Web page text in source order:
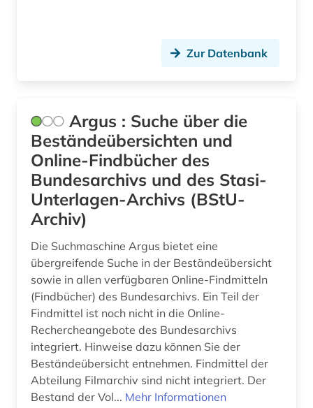
geschichte (14)
geschichte &lt;1674-1913&gt; (1)
geschichte 1298-1810 (1)
geschichte 1500-1900 (1)
geschichte 1815-1914 (1)
geschichte 1817-1980 (1)
geschichte 1849 - 1923 (1)
geschichte 1918 - 1989 (1)
geschichte 1933 bis 1945 (1)
Zur Datenbank
Argus : Suche über die
Beständeübersichten und
Online-Findbücher des
Bundesarchivs und des Stasi-
Unterlagen-Archivs (BStU-
Archiv)
Die Suchmaschine Argus bietet eine
übergreifende Suche in der Beständeübersicht
sowie in allen verfügbaren Online-Findmitteln
(Findbücher) des Bundesarchivs. Ein Teil der
Findmittel ist noch nicht in die Online-
Rechercheangebote des Bundesarchivs
integriert. Hinweise dazu können Sie der
Beständeübersicht entnehmen. Findmittel der
Abteilung Filmarchiv sind nicht integriert. Der
Bestand der Vol... Mehr Informationen